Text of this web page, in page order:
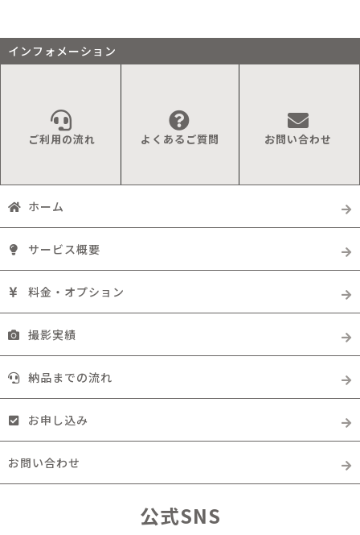
インフォメーション
ご利用の流れ よくあるご質問 お問い合わせ
ホーム
サービス概要
料金・オプション
撮影実績
納品までの流れ
お申し込み
お問い合わせ
公式SNS